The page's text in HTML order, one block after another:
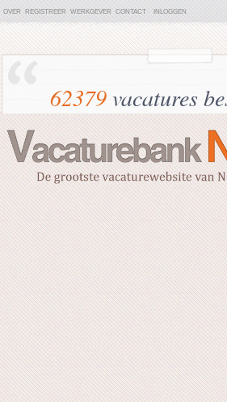
OVER REGISTREER WERKGEVER CONTACT INLOGGEN
62379vacatures